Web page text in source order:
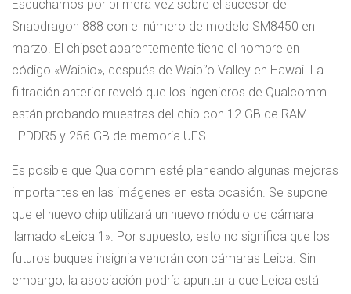
Escuchamos por primera vez sobre el sucesor de
Snapdragon 888 con el número de modelo SM8450 en
marzo. El chipset aparentemente tiene el nombre en
código «Waipio», después de Waipi’o Valley en Hawai. La
filtración anterior reveló que los ingenieros de Qualcomm
están probando muestras del chip con 12 GB de RAM
LPDDR5 y 256 GB de memoria UFS.
Es posible que Qualcomm esté planeando algunas mejoras
importantes en las imágenes en esta ocasión. Se supone
que el nuevo chip utilizará un nuevo módulo de cámara
llamado «Leica 1». Por supuesto, esto no significa que los
futuros buques insignia vendrán con cámaras Leica. Sin
embargo, la asociación podría apuntar a que Leica está